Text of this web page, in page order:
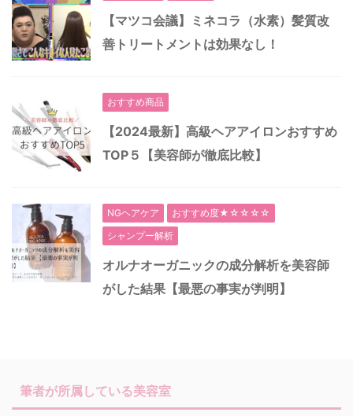
【マツコ会議】ミネコラ（水素）髪質改
善トリートメントは効果なし！
おすすめ商品
【2024最新】高級ヘアアイロンおすすめ
TOP５【美容師が徹底比較】
NGヘアケア
おすすめ度★☆☆☆☆
シャンプー解析
オルナオーガニックの成分解析を美容師
がした結果【最悪の事実が判明】
筆者が所属している美容室